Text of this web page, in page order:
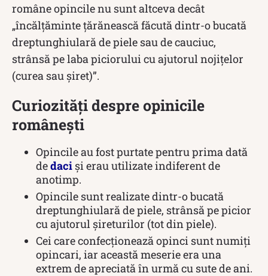
române opincile nu sunt altceva decât
„încălțăminte țărănească făcută dintr-o bucată
dreptunghiulară de piele sau de cauciuc,
strânsă pe laba piciorului cu ajutorul nojițelor
(curea sau șiret)”.
Curiozități despre opinicile
românești
Opincile au fost purtate pentru prima dată
dedaci și erau utilizate indiferent de
anotimp.
Opincile sunt realizate dintr-o bucată
dreptunghiulară de piele, strânsă pe picior
cu ajutorul șireturilor (tot din piele).
Cei care confecționează opinci sunt numiți
opincari, iar această meserie era una
extrem de apreciată în urmă cu sute de ani.